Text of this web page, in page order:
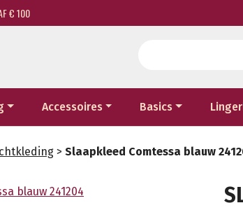
€ 100
Accessoires Basics
> Slaapkleed Comtessa blauw